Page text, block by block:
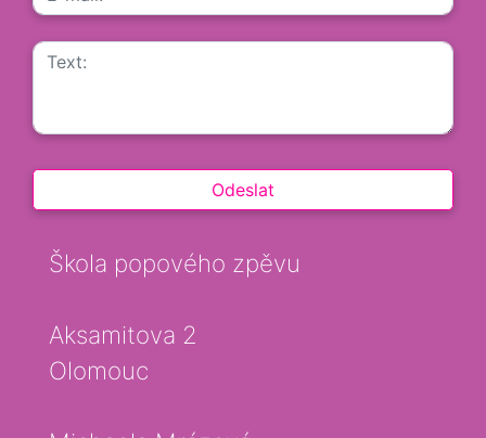
Škola popového zpěvu
Aksamitova 2
Olomouc